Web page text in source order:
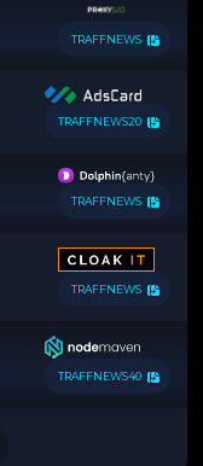
TRAFFNEWS
TRAFFNEWS20
TRAFFNEWS
TRAFFNEWS
TRAFFNEWS40